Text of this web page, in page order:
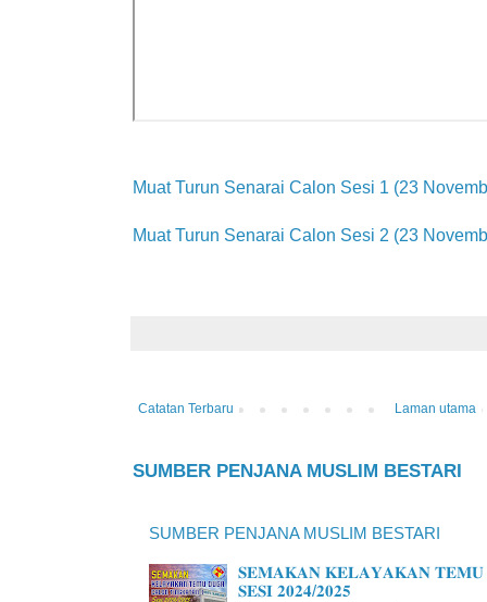
Muat Turun Senarai Calon Sesi 1 (23
Muat Turun Senarai Calon Sesi 2 (23
Catatan Terbaru Laman utama
SUMBER PENJANA MUSLIM BESTARI
SUMBER PENJANA MUSLIM BESTARI
𝐒𝐄𝐌𝐀𝐊𝐀𝐍 𝐊𝐄𝐋𝐀𝐘𝐀𝐊𝐀𝐍 𝐓𝐄𝐌𝐔
𝐒𝐄𝐒𝐈 𝟐𝟎𝟐𝟒/𝟐𝟎𝟐𝟓